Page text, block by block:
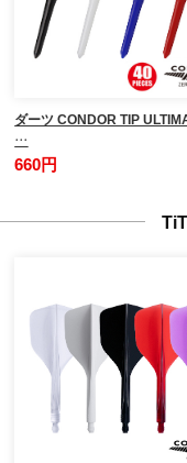
ダーツ CONDOR TIP
…
660円